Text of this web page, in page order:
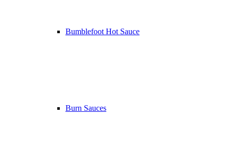
Bumblefoot Hot Sauce
Burn Sauces